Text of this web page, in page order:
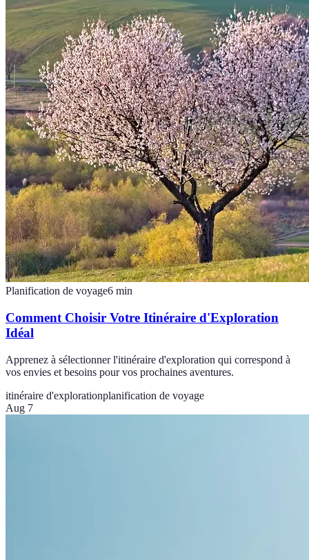
Planification de voyage6 min
Comment Choisir Votre Itinéraire d'Exploration
Idéal
Apprenez à sélectionner l'itinéraire d'exploration qui correspond à
vos envies et besoins pour vos prochaines aventures.
itinéraire d'explorationplanification de voyage
Aug 7